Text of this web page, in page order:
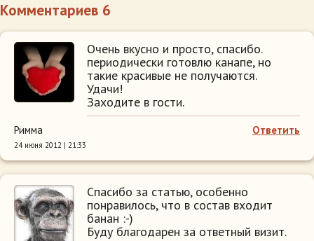
Комментариев 6
Очень вкусно и просто, спасибо.
периодически готовлю канапе, но
такие красивые не получаются.
Удачи!
Заходите в гости.
Ответить
Римма
24 июня 2012 | 21:33
Спасибо за статью, особенно
понравилось, что в состав входит
банан :-)
Буду благодарен за ответный визит.